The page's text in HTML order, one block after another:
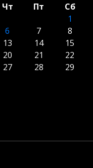
Чт Пт
Сб
1
6 7
8
13 14
15
20 21
22
27 28
29